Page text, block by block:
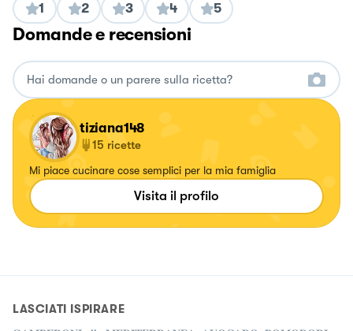
1 2 3 4 5
Domande e recensioni
tiziana148
15 ricette
Mi piace cucinare cose semplici per la mia famiglia
Visita il profilo
LASCIATI ISPIRARE